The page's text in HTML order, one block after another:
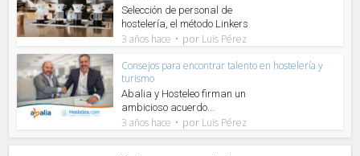
Selección de personal de
hostelería, el método Linkers
3 años hace por Luis Pérez
Consejos para encontrar talento en hostelería y
turismo
Abalia y Hosteleo firman un
ambicioso acuerdo...
3 años hace por Luis Pérez